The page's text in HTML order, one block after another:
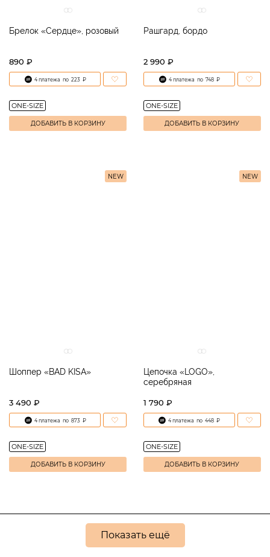
Брелок «Сердце», розовый
890 ₽
4 платежа по 223 ₽
ONE-SIZE
ДОБАВИТЬ В КОРЗИНУ
Рашгард, бордо
2 990 ₽
4 платежа по 748 ₽
ONE-SIZE
ДОБАВИТЬ В КОРЗИНУ
NEW
Шоппер «BAD KISA»
3 490 ₽
4 платежа по 873 ₽
ONE-SIZE
ДОБАВИТЬ В КОРЗИНУ
NEW
Цепочка «LOGO»,
серебряная
1 790 ₽
4 платежа по 448 ₽
ONE-SIZE
ДОБАВИТЬ В КОРЗИНУ
Показать ещё